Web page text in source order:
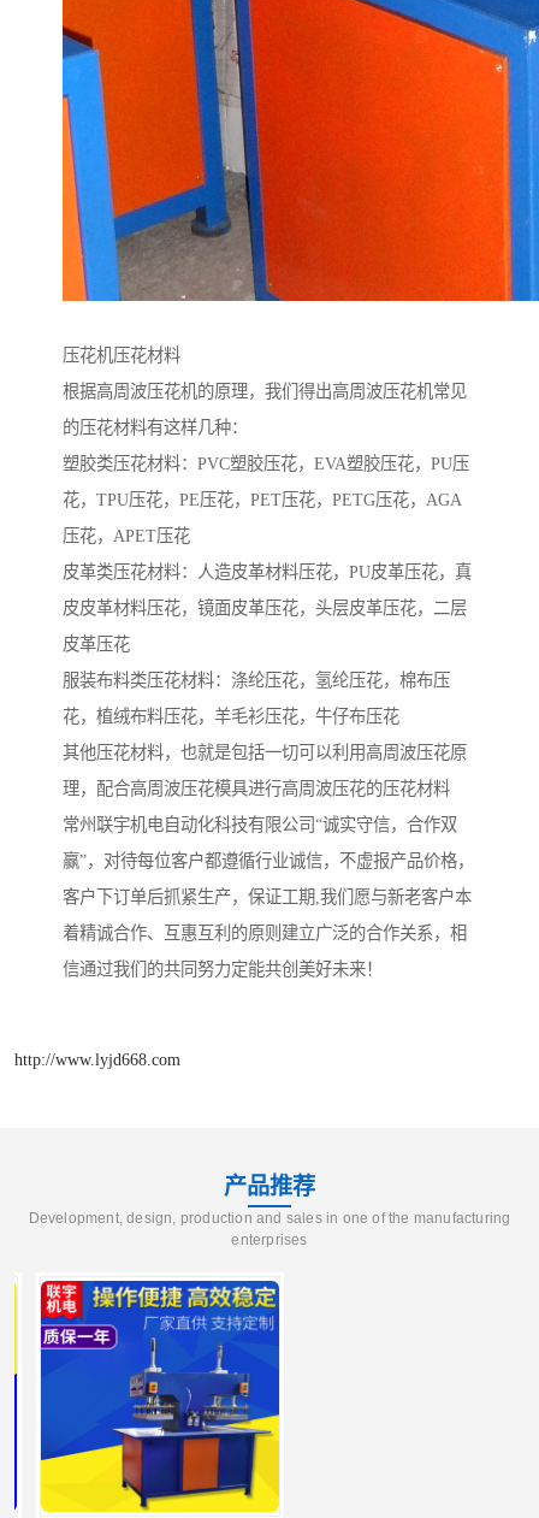
压花机压花材料
根据高周波压花机的原理，我们得出高周波压花机常见
的压花材料有这样几种：
塑胶类压花材料：PVC塑胶压花，EVA塑胶压花，PU压
花，TPU压花，PE压花，PET压花，PETG压花，AGA
压花，APET压花
皮革类压花材料：人造皮革材料压花，PU皮革压花，真
皮皮革材料压花，镜面皮革压花，头层皮革压花，二层
皮革压花
服装布料类压花材料：涤纶压花，氢纶压花，棉布压
花，植绒布料压花，羊毛衫压花，牛仔布压花
其他压花材料，也就是包括一切可以利用高周波压花原
理，配合高周波压花模具进行高周波压花的压花材料
常州联宇机电自动化科技有限公司“诚实守信，合作双
赢”，对待每位客户都遵循行业诚信，不虚报产品价格，
客户下订单后抓紧生产，保证工期,我们愿与新老客户本
着精诚合作、互惠互利的原则建立广泛的合作关系，相
信通过我们的共同努力定能共创美好未来！
http://www.lyjd668.com
产品推荐
Development, design, production and sales in one of the manufacturing
enterprises